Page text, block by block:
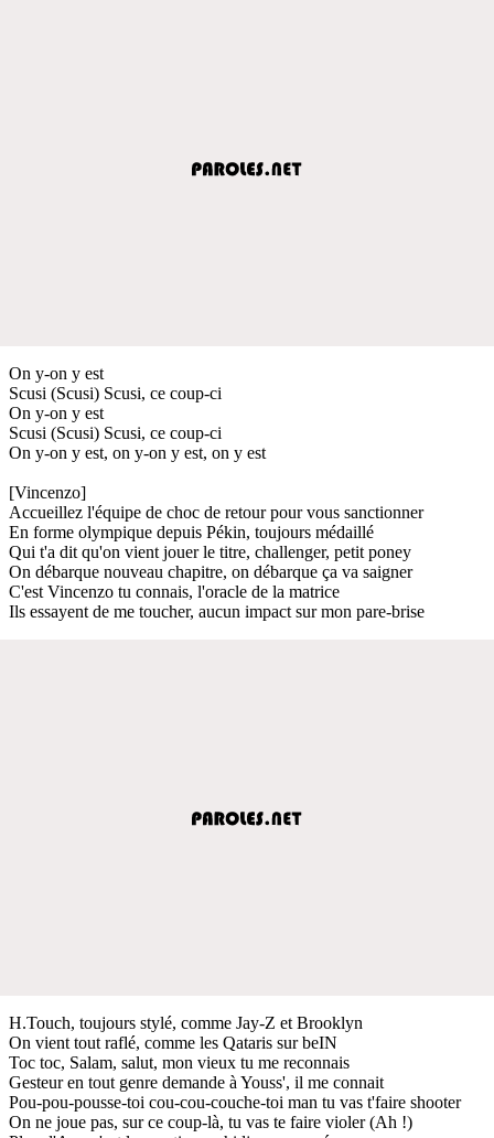
On y-on y est
Scusi (Scusi) Scusi, ce coup-ci
On y-on y est
Scusi (Scusi) Scusi, ce coup-ci
On y-on y est, on y-on y est, on y est
[Vincenzo]
Accueillez l'équipe de choc de retour pour vous sanctionner
En forme olympique depuis Pékin, toujours médaillé
Qui t'a dit qu'on vient jouer le titre, challenger, petit poney
On débarque nouveau chapitre, on débarque ça va saigner
C'est Vincenzo tu connais, l'oracle de la matrice
Ils essayent de me toucher, aucun impact sur mon pare-brise
H.Touch, toujours stylé, comme Jay-Z et Brooklyn
On vient tout raflé, comme les Qataris sur beIN
Toc toc, Salam, salut, mon vieux tu me reconnais
Gesteur en tout genre demande à Youss', il me connait
Pou-pou-pousse-toi cou-cou-couche-toi man tu vas t'faire shooter
On ne joue pas, sur ce coup-là, tu vas te faire violer (Ah !)